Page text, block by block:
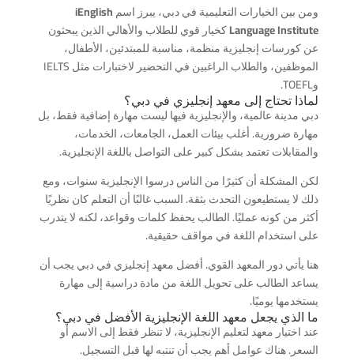
ومن بين الخيارات التعليمية في دبي، يبرز اسمiEnglish
Language Instituteكخيار قوي للطلاب والأهالي الذين يبحثون
عن كورسات إنجليزية منظمة، مناسبة للمبتدئين، الأطفال،
الموظفين، والطلاب الراغبين في التحضير لاختبارات مثل IELTS
وTOEFL.
لماذا تحتاج إلى معهد إنجليزي في دبي؟
دبي مدينة عالمية، والإنجليزية فيها ليست مهارة إضافية فقط، بل
مهارة ضرورية. أغلب بيئات العمل، الجامعات، الخدمات،
والمقابلات تعتمد بشكل كبير على التواصل باللغة الإنجليزية.
لكن المشكلة أن كثيرًا من الناس درسوا الإنجليزية سنوات، ومع
ذلك لا يستطيعون التحدث بثقة. السبب غالبًا أن التعلم كان نظريًا
أكثر من كونه عمليًا. الطالب يحفظ كلمات وقواعد، لكنه لا يتدرب
على استخدام اللغة في مواقف حقيقية.
هنا يأتي دور المعهد القوي. أفضل معهد إنجليزي في دبي يجب أن
يساعد الطالب على تحويل اللغة من مادة دراسية إلى مهارة
يستخدمها يوميًا.
ما الذي يجعل معهد اللغة الإنجليزية الأفضل في دبي؟
عند اختيار معهد لتعليم الإنجليزية، لا تنظر فقط إلى الاسم أو
السعر. هناك عوامل أهم يجب أن تنتبه لها قبل التسجيل.